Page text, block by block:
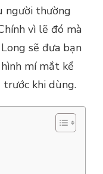
người thường
vì lẽ đó mà
sẽ đưa bạn
mí mắt kể
trước khi dùng.